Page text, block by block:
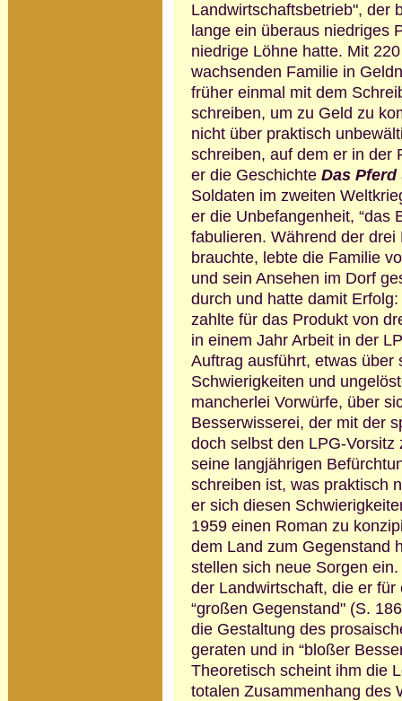
Landwirtschaftsbetrieb", der
lange ein überaus niedriges
niedrige Löhne hatte. Mit
wachsenden Familie in
früher einmal mit dem
schreiben, um zu Geld zu
nicht über praktisch
schreiben, auf dem er in der
er die Geschichte Das
Soldaten im zweiten
er die Unbefangen­heit, “das
fabulieren. Während der
brauchte, lebte die Familie
und sein Ansehen im Dorf
durch und hatte damit
zahlte für das Produkt von
in einem Jahr Arbeit in der
Auftrag ausführt, etwas über
Schwierig­keiten und
mancherlei Vorwürfe, über
Bes­serwisserei, der mit der
doch selbst den LPG-
seine langjährigen
schreiben ist, was praktisch
er sich diesen
1959 einen Roman zu
dem Land zum Gegenstand
stellen sich neue Sorgen
der Landwirtschaft, die er
“großen Gegenstand" (S.
die Ge­staltung des
geraten und in “bloßer
Theoretisch scheint ihm die
totalen Zusammenhang des